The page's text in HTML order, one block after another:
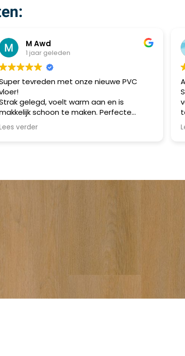
M Awd
1 jaar geleden
tevreden met onze nieuwe PVC
gelegd, voelt warm aan en is
schoon te maken. Perfecte
van stijl en praktisch gebruik.
Al
Lees